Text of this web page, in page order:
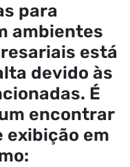
para
ambientes
está
devido às
É
encontrar
exibição em